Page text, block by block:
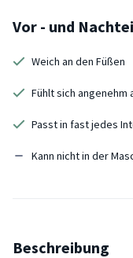
Vor - und
Weich an den Füßen
Fühlt sich angenehm
Passt in fast jedes
Kann nicht in der
Beschreibung